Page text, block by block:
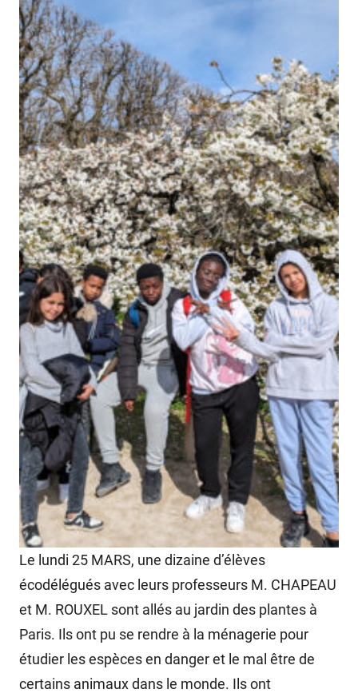
Le lundi 25 MARS, une dizaine d’élèves
écodélégués avec leurs professeurs M. CHAPEAU
et M. ROUXEL sont allés au jardin des plantes à
Paris. Ils ont pu se rendre à la ménagerie pour
étudier les espèces en danger et le mal être de
certains animaux dans le monde. Ils ont